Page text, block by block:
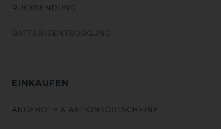
RÜCKSENDUNG
BATTERIEENTSORGUNG
EINKAUFEN
ANGEBOTE & AKTIONSGUTSCHEINE